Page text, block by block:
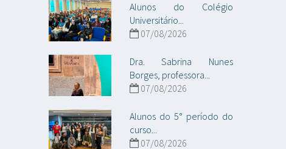
Alunos do Colégio
Universitário...
07/08/2026
Dra. Sabrina Nunes
Borges, professora...
07/08/2026
Alunos do 5° período do
curso...
07/08/2026